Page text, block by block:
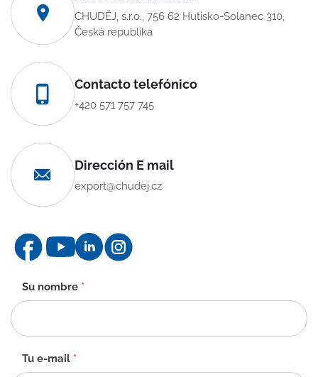
CHUDĚJ, s.r.o., 756 62 Hutisko-Solanec 310,
Česká republika
Contacto telefónico
+420 571 757 745
Dirección E mail
export@chudej.cz
Formulario
de
contacto
-
Su nombre *
Tu e-mail *